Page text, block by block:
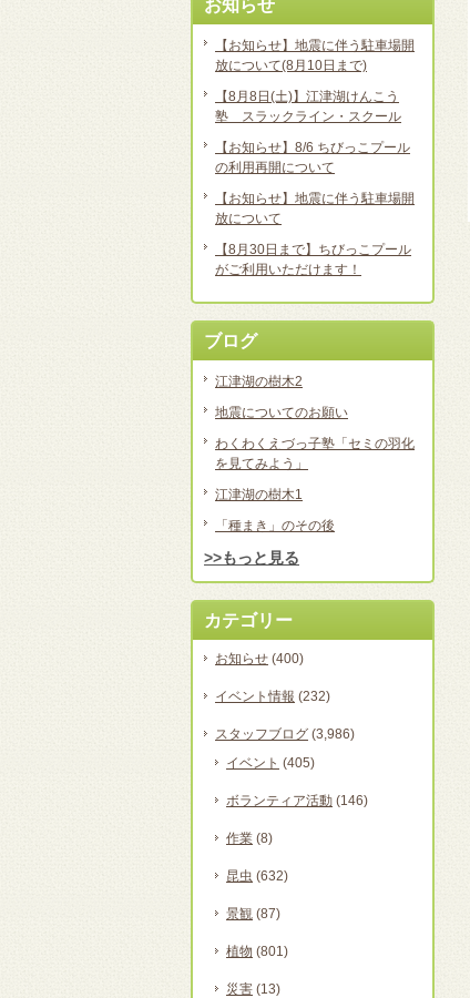
お知らせ
【お知らせ】地震に伴う駐車場開
放について(8月10日まで)
【8月8日(土)】江津湖けんこう
塾 スラックライン・スクール
【お知らせ】8/6 ちびっこプール
の利用再開について
【お知らせ】地震に伴う駐車場開
放について
【8月30日まで】ちびっこプール
がご利用いただけます！
ブログ
江津湖の樹木2
地震についてのお願い
わくわくえづっ子塾「セミの羽化
を見てみよう」
江津湖の樹木1
「種まき」のその後
>>もっと見る
カテゴリー
お知らせ (400)
イベント情報 (232)
スタッフブログ (3,986)
イベント (405)
ボランティア活動 (146)
作業 (8)
昆虫 (632)
景観 (87)
植物 (801)
災害 (13)